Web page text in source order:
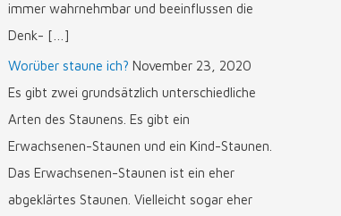
immer wahrnehmbar und beeinflussen die
Denk- […]
Worüber staune ich? November 23, 2020
Es gibt zwei grundsätzlich unterschiedliche
Arten des Staunens. Es gibt ein
Erwachsenen-Staunen und ein Kind-Staunen.
Das Erwachsenen-Staunen ist ein eher
abgeklärtes Staunen. Vielleicht sogar eher